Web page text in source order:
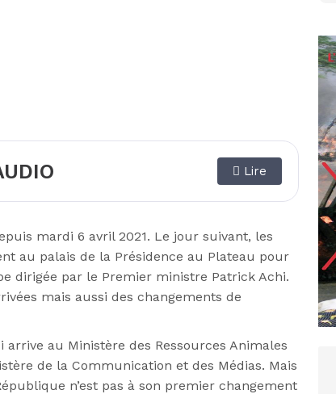
Lire
mardi 6 avril 2021. Le jour suivant, les
au palais de la Présidence au Plateau pour
dirigée par le Premier ministre Patrick Achi.
mais aussi des changements de
au Ministère des Ressources Animales
de la Communication et des Médias. Mais
n’est pas à son premier changement